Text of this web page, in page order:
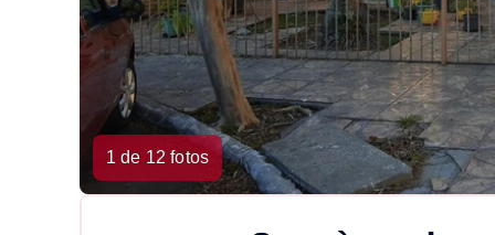
1 de 12 fotos